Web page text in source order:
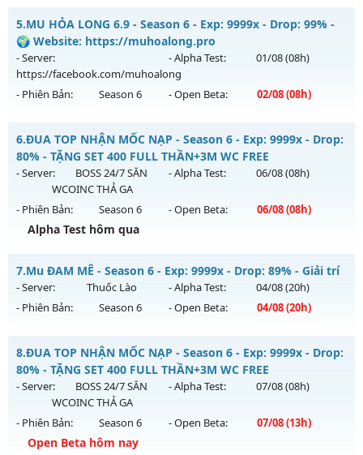
Thể loại: Mu Nguyên bản Webzen
Antihack: XShield
🔥MU-Kiếm Khách🔥 - ⚔️KỸ Năng Hồi sinh⚔️
Mu mới ra tháng 08 2026 - Mở máy chủ
ngày 07/08/2626
Exp: 200x - Drop: 5%
Thể loại: Mu Nguyên bản Webzen
Antihack: Sharkguard
5.MU HỎA LONG 6.9 - Season 6 - Exp: 9999x - Drop: 99% -
🌍 Website: https://muhoalong.pro
- Server:
https://facebook.com/muhoalong
- Alpha Test: 01/08(08h)
- Phiên Bản: Season 6 - Open Beta: 02/08(08h)
MU HỎA LONG 6.9 - 🌍 Website: https://muhoalong.pro
Mu mới ra tháng 08 2026 - Mở máy chủ
https://facebook.com/muhoalongvào 08h ngày
02/08/2626
Exp: 9999x - Drop: 99%
Kiểu reset: Non Reset
Thể loại: Mu Nguyên bản Webzen
Antihack: XShield
6.ĐUA TOP NHẬN MỐC NẠP - Season 6 - Exp: 9999x - Drop:
80% - TẶNG SET 400 FULL THẦN+3M WC FREE
- Server:
BOSS 24/7 SĂN
WCOINC THẢ GA
- Alpha Test: 06/08(08h)
- Phiên Bản: Season 6 - Open Beta: 06/08(08h)
Alpha Test hôm qua
ĐUA TOP NHẬN MỐC NẠP - TẶNG SET 400 FULL THẦN+3M
WC FREE
Mu mới ra tháng 08 2026 - Mở máy chủ
BOSS 24/7 SĂN
vào 08h ngày 06/08/2626
Exp: 9999x - Drop: 80%
Kiểu reset: Reset In Game
Thể loại: Mu Nguyên bản Webzen
Antihack: KHÔNG THỂ HACK
7.Mu ĐAM MÊ - Season 6 - Exp: 9999x - Drop: 89% - Giải trí
- Server: Thuốc Lào - Alpha Test: 04/08(20h)
- Phiên Bản:
Season 6 - Open Beta: 04/08(20h)
Mu ĐAM MÊ - Giải trí
Mu mới ra tháng 08 2026 - Mở máy chủThuốc Lào
ngày 04/08/2626
Exp: 9999x - Drop: 89%
8.ĐUA TOP NHẬN MỐC NẠP - Season 6 - Exp: 9999x - Drop:
80% - TẶNG SET 400 FULL THẦN+3M WC FREE
- Server:
BOSS 24/7 SĂN
WCOINC THẢ GA
- Alpha Test: 07/08(08h)
- Phiên Bản: Season 6 - Open Beta: 07/08(13h)
Open Beta hôm nay